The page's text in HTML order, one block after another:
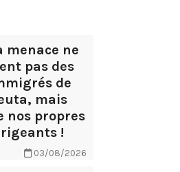
menace ne
pas des
de
mais
nos propres
!
03/08/2026